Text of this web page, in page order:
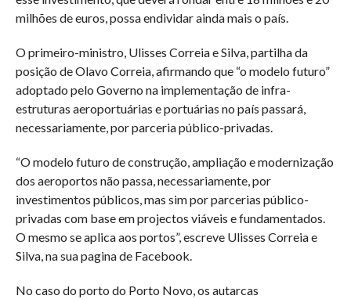
milhões de euros, possa endividar ainda mais o país.
O primeiro-ministro, Ulisses Correia e Silva, partilha da
posição de Olavo Correia, afirmando que “o modelo futuro”
adoptado pelo Governo na implementação de infra-
estruturas aeroportuárias e portuárias no país passará,
necessariamente, por parceria público-privadas.
“O modelo futuro de construção, ampliação e modernização
dos aeroportos não passa, necessariamente, por
investimentos públicos, mas sim por parcerias público-
privadas com base em projectos viáveis e fundamentados.
O mesmo se aplica aos portos”, escreve Ulisses Correia e
Silva, na sua pagina de Facebook.
No caso do porto do Porto Novo, os autarcas